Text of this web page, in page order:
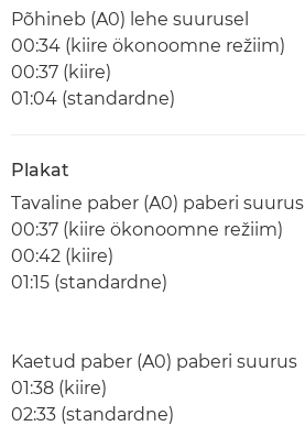
Põhineb (A0) lehe suurusel
00:34 (kiire ökonoomne režiim)
00:37 (kiire)
01:04 (standardne)
Plakat
Tavaline paber (A0) paberi suurus
00:37 (kiire ökonoomne režiim)
00:42 (kiire)
01:15 (standardne)
Kaetud paber (A0) paberi suurus
01:38 (kiire)
02:33 (standardne)